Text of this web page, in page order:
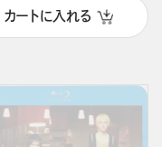
カートに入れる